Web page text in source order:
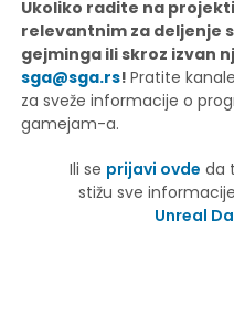
Ukoliko radite na
relevantnim za deljenje
gejminga ili skroz izvan
sga@sga.rs!Pratite
za sveže informacije o
gamejam-a.
Ili se prijavi ovde da
stižu sve
Unreal